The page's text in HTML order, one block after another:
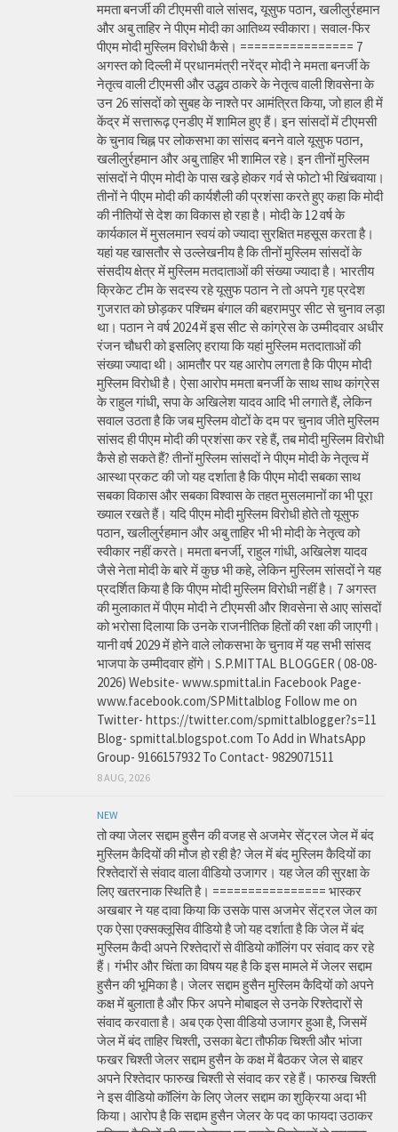
ममता बनर्जी की टीएमसी वाले सांसद, यूसुफ पठान, खलीलुर्रहमान
और अबु ताहिर ने पीएम मोदी का आतिथ्य स्वीकारा। सवाल-फिर
पीएम मोदी मुस्लिम विरोधी कैसे। ================ 7
अगस्त को दिल्ली में प्रधानमंत्री नरेंद्र मोदी ने ममता बनर्जी के
नेतृत्व वाली टीएमसी और उद्धव ठाकरे के नेतृत्व वाली शिवसेना के
उन 26 सांसदों को सुबह के नाश्ते पर आमंत्रित किया, जो हाल ही में
केंद्र में सत्तारूढ़ एनडीए में शामिल हुए हैं। इन सांसदों में टीएमसी
के चुनाव चिह्न पर लोकसभा का सांसद बनने वाले यूसुफ पठान,
खलीलुर्रहमान और अबु ताहिर भी शामिल रहे। इन तीनों मुस्लिम
सांसदों ने पीएम मोदी के पास खड़े होकर गर्व से फोटो भी खिंचवाया।
तीनों ने पीएम मोदी की कार्यशैली की प्रशंसा करते हुए कहा कि मोदी
की नीतियों से देश का विकास हो रहा है। मोदी के 12 वर्ष के
कार्यकाल में मुसलमान स्वयं को ज्यादा सुरक्षित महसूस करता है।
यहां यह खासतौर से उल्लेखनीय है कि तीनों मुस्लिम सांसदों के
संसदीय क्षेत्र में मुस्लिम मतदाताओं की संख्या ज्यादा है। भारतीय
क्रिकेट टीम के सदस्य रहे यूसुफ पठान ने तो अपने गृह प्रदेश
गुजरात को छोड़कर पश्चिम बंगाल की बहरामपुर सीट से चुनाव लड़ा
था। पठान ने वर्ष 2024 में इस सीट से कांग्रेस के उम्मीदवार अधीर
रंजन चौधरी को इसलिए हराया कि यहां मुस्लिम मतदाताओं की
संख्या ज्यादा थी। आमतौर पर यह आरोप लगता है कि पीएम मोदी
मुस्लिम विरोधी है। ऐसा आरोप ममता बनर्जी के साथ साथ कांग्रेस
के राहुल गांधी, सपा के अखिलेश यादव आदि भी लगाते हैं, लेकिन
सवाल उठता है कि जब मुस्लिम वोटों के दम पर चुनाव जीते मुस्लिम
सांसद ही पीएम मोदी की प्रशंसा कर रहे हैं, तब मोदी मुस्लिम विरोधी
कैसे हो सकते हैं? तीनों मुस्लिम सांसदों ने पीएम मोदी के नेतृत्व में
आस्था प्रकट की जो यह दर्शाता है कि पीएम मोदी सबका साथ
सबका विकास और सबका विश्वास के तहत मुसलमानों का भी पूरा
ख्याल रखते हैं। यदि पीएम मोदी मुस्लिम विरोधी होते तो यूसुफ
पठान, खलीलुर्रहमान और अबु ताहिर भी भी मोदी के नेतृत्व को
स्वीकार नहीं करते। ममता बनर्जी, राहुल गांधी, अखिलेश यादव
जैसे नेता मोदी के बारे में कुछ भी कहे, लेकिन मुस्लिम सांसदों ने यह
प्रदर्शित किया है कि पीएम मोदी मुस्लिम विरोधी नहीं है। 7 अगस्त
की मुलाकात में पीएम मोदी ने टीएमसी और शिवसेना से आए सांसदों
को भरोसा दिलाया कि उनके राजनीतिक हितों की रक्षा की जाएगी।
यानी वर्ष 2029 में होने वाले लोकसभा के चुनाव में यह सभी सांसद
भाजपा के उम्मीदवार होंगे। S.P.MITTAL BLOGGER ( 08-08-
2026) Website- www.spmittal.in Facebook Page-
www.facebook.com/SPMittalblog Follow me on
Twitter- https://twitter.com/spmittalblogger?s=11
Blog- spmittal.blogspot.com To Add in WhatsApp
Group- 9166157932 To Contact- 9829071511
8 AUG, 2026
NEW
तो क्या जेलर सद्दाम हुसैन की वजह से अजमेर सेंट्रल जेल में बंद
मुस्लिम कैदियों की मौज हो रही है? जेल में बंद मुस्लिम कैदियों का
रिश्तेदारों से संवाद वाला वीडियो उजागर। यह जेल की सुरक्षा के
लिए खतरनाक स्थिति है। ================ भास्कर
अखबार ने यह दावा किया कि उसके पास अजमेर सेंट्रल जेल का
एक ऐसा एक्सक्लूसिव वीडियो है जो यह दर्शाता है कि जेल में बंद
मुस्लिम कैदी अपने रिश्तेदारों से वीडियो कॉलिंग पर संवाद कर रहे
हैं। गंभीर और चिंता का विषय यह है कि इस मामले में जेलर सद्दाम
हुसैन की भूमिका है। जेलर सद्दाम हुसैन मुस्लिम कैदियों को अपने
कक्ष में बुलाता है और फिर अपने मोबाइल से उनके रिश्तेदारों से
संवाद करवाता है। अब एक ऐसा वीडियो उजागर हुआ है, जिसमें
जेल में बंद ताहिर चिश्ती, उसका बेटा तौफीक चिश्ती और भांजा
फखर चिश्ती जेलर सद्दाम हुसैन के कक्ष में बैठकर जेल से बाहर
अपने रिश्तेदार फारुख चिश्ती से संवाद कर रहे हैं। फारुख चिश्ती
ने इस वीडियो कॉलिंग के लिए जेलर सद्दाम का शुक्रिया अदा भी
किया। आरोप है कि सद्दाम हुसैन जेलर के पद का फायदा उठाकर